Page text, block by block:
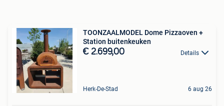
TOONZAALMODEL Dome Pizzaoven +
Station buitenkeuken
€ 2.699,00 Details
Herk-De-Stad 6 aug 26